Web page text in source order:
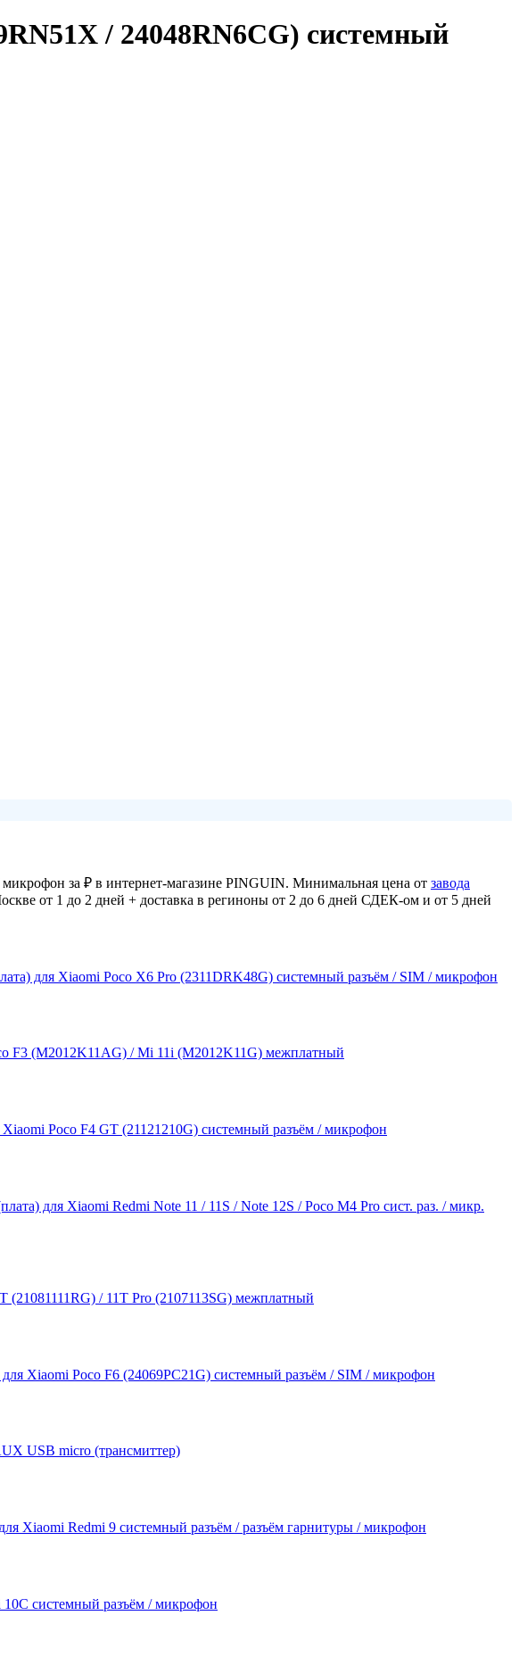
/ 24048RN6CG) системный
за ₽ в интернет-магазине PINGUIN. Минимальная цена от завода
от 1 до 2 дней + доставка в региноны от 2 до 6 дней СДЕК-ом и от 5 дней
для Xiaomi Poco X6 Pro (2311DRK48G) системный разъём / SIM / микрофон
F3 (M2012K11AG) / Mi 11i (M2012K11G) межплатный
Poco F4 GT (21121210G) системный разъём / микрофон
для Xiaomi Redmi Note 11 / 11S / Note 12S / Poco M4 Pro сист. раз. / микр.
/ 11T Pro (2107113SG) межплатный
Xiaomi Poco F6 (24069PC21G) системный разъём / SIM / микрофон
USB micro (трансмиттер)
Xiaomi Redmi 9 системный разъём / разъём гарнитуры / микрофон
системный разъём / микрофон